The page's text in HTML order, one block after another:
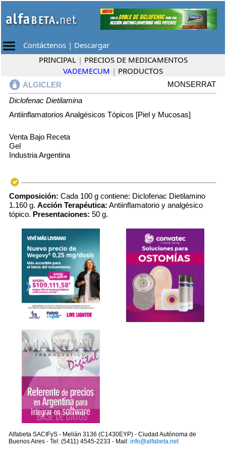
Contáctenos | Descargar
PRINCIPAL | PRECIOS DE MEDICAMENTOS
VADEMECUM | PRODUCTOS
ALGICLER
MONSERRAT
Diclofenac Dietilamina
Antiinflamatorios Analgésicos Tópicos [Piel y Mucosas]
Venta Bajo Receta
Gel
Industria Argentina
Composición: Cada 100 g contiene: Diclofenac Dietilamino
1.160 g. Acción Terapéutica: Antiinflamatorio y analgésico
tópico. Presentaciones: 50 g.
Alfabeta SACIFyS - Melián 3136 (C1430EYP) - Ciudad Autónoma de
Buenos Aires - Tel: (5411) 4545-2233 - Mail: info@alfabeta.net